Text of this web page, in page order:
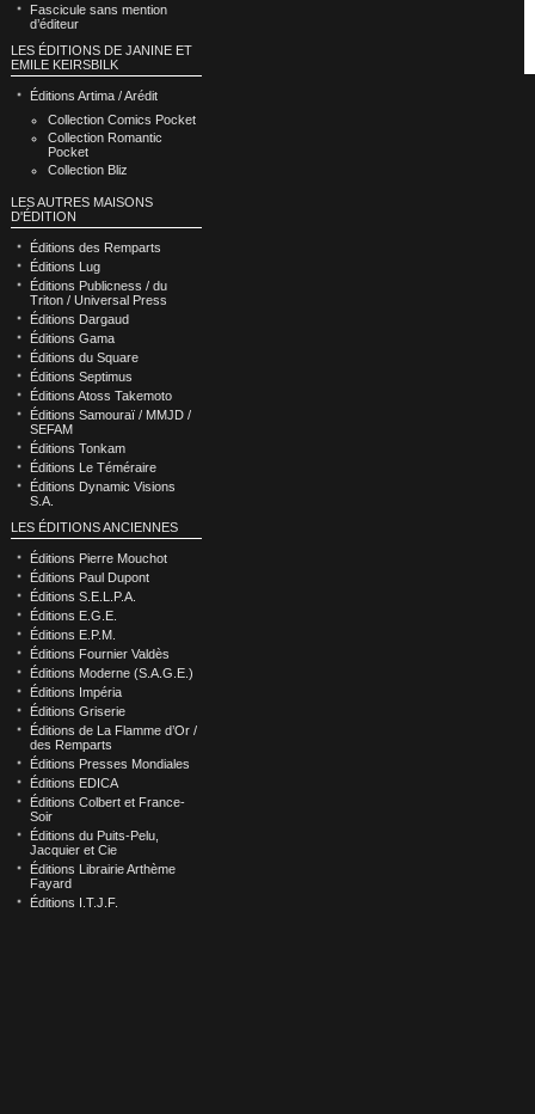
Fascicule sans mention
d’éditeur
LES ÉDITIONS DE JANINE ET
EMILE KEIRSBILK
Éditions Artima / Arédit
Collection Comics Pocket
Collection Romantic
Pocket
Collection Bliz
LES AUTRES MAISONS
D'ÉDITION
Éditions des Remparts
Éditions Lug
Éditions Publicness / du
Triton / Universal Press
Éditions Dargaud
Éditions Gama
Éditions du Square
Éditions Septimus
Éditions Atoss Takemoto
Éditions Samouraï / MMJD /
SEFAM
Éditions Tonkam
Éditions Le Téméraire
Éditions Dynamic Visions
S.A.
LES ÉDITIONS ANCIENNES
Éditions Pierre Mouchot
Éditions Paul Dupont
Éditions S.E.L.P.A.
Éditions E.G.E.
Éditions E.P.M.
Éditions Fournier Valdès
Éditions Moderne (S.A.G.E.)
Éditions Impéria
Éditions Griserie
Éditions de La Flamme d’Or /
des Remparts
Éditions Presses Mondiales
Éditions EDICA
Éditions Colbert et France-
Soir
Éditions du Puits-Pelu,
Jacquier et Cie
Éditions Librairie Arthème
Fayard
Éditions I.T.J.F.